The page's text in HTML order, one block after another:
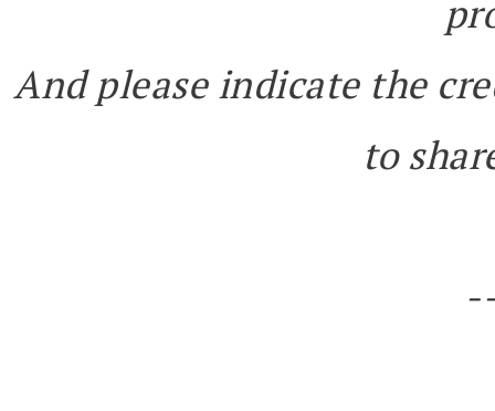
And please indicate the
to